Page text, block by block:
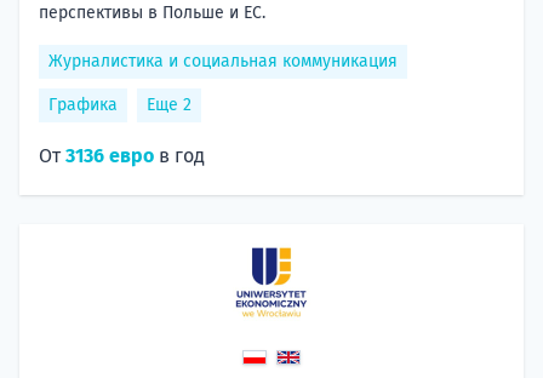
перспективы в Польше и ЕС.
Журналистика и социальная коммуникация
Графика Еще 2
От3136 евро в год